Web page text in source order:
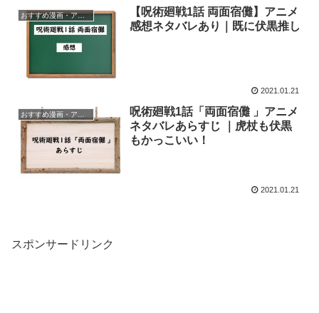
おすすめ漫画・アニメ
【呪術廻戦1話 両面宿儺】アニメ
感想ネタバレあり｜既に伏黒推し
2021.01.21
おすすめ漫画・アニメ
呪術廻戦1話「両面宿儺 」アニメ
ネタバレあらすじ ｜虎杖も伏黒
もかっこいい！
2021.01.21
スポンサードリンク